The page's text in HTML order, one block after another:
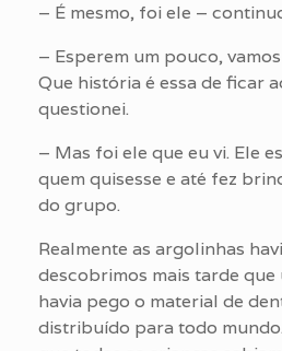
– É mesmo, foi ele –
– Esperem um pouco,
Que história é essa de ficar
questionei.
– Mas foi ele que eu vi. Ele
quem quisesse e até fez
do grupo.
Realmente as argolinhas
descobrimos mais tarde que
havia pego o material de
distribuído para todo